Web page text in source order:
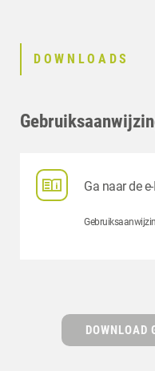
DOWNLOADS
Ga naar de
DOWNLOAD